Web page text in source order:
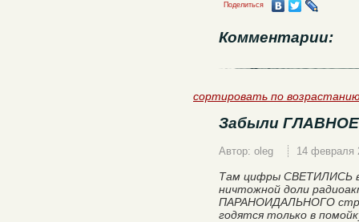
Поделиться
Комментарии:
сортировать по
Забыли ГЛАВНОЕ
Автор: oleg 14 февраля
Там цифры СВЕТИЛИСЬ
ничтожной доли
ПАРАНОИДАЛЬНОГО
годятся только в